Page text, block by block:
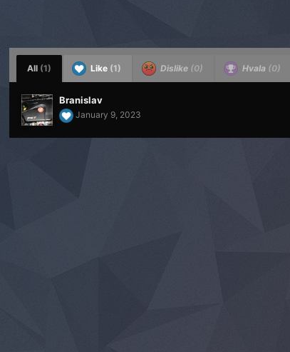
All (1) Like (1) Dislike (0) Hvala (0)
Branislav
January 9, 2023